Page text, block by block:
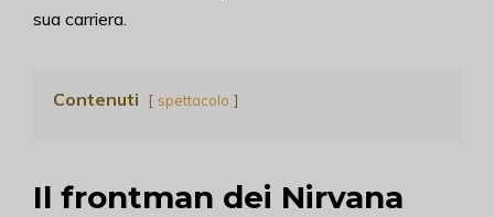
sua carriera.
Contenuti spettacolo
Il frontman dei Nirvana